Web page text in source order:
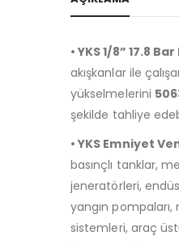
• YKS 1/8” 17.8
akışkanlar ile
yükselmelerini
şekilde tahliye
• YKS Emniyet
basınçlı tanklar,
jeneratörleri,
yangın
sistemleri, araç